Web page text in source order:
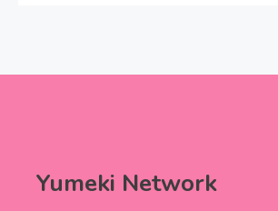
Yumeki Network